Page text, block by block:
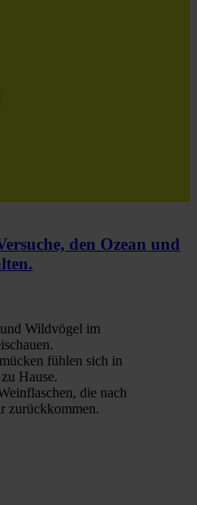
den Ozean und
Wildvögel im
fühlen sich in
Hause.
die nach
zurückkommen.